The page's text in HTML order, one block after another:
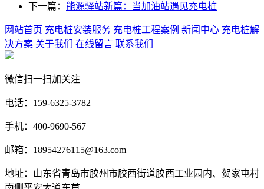
下一篇： 能源驿站新篇：当加油站遇见充电桩
网站首页 充电桩安装服务 充电桩工程案例 新闻中心 充电桩解
决方案 关于我们 在线留言 联系我们
微信扫一扫加关注
电话：159-6325-3782
手机：400-9690-567
邮箱：18954276115@163.com
地址：山东省青岛市胶州市胶西街道胶西工业园内、贺家屯村